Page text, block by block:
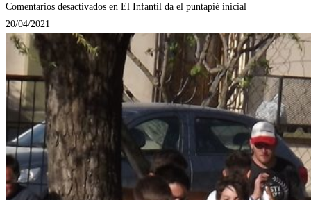
Comentarios desactivados en El Infantil da el puntapié inicial
20/04/2021